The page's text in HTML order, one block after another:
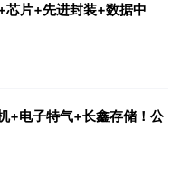
芯片+先进封装+数据中
+电子特气+长鑫存储！公